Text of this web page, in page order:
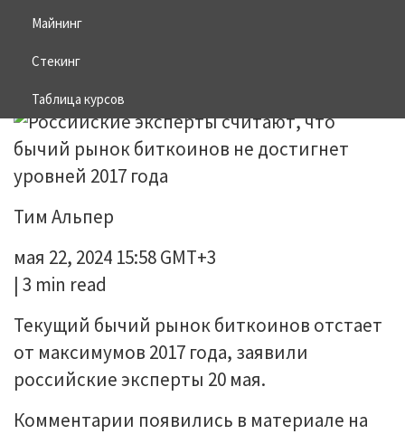
Майнинг
Стекинг
Таблица курсов
достигнет уровней 2017 года
25.05.2024
Тим Альпер
мая 22, 2024 15:58 GMT+3
| 3 min read
Текущий бычий рынок биткоинов отстает
от максимумов 2017 года, заявили
российские эксперты 20 мая.
Комментарии появились в материале на